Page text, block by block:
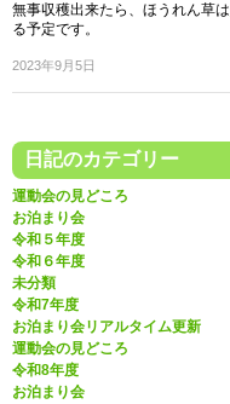
無事収穫出来たら、ほうれん草は
る予定です。
2023年9月5日
日記のカテゴリー
運動会の見どころ
お泊まり会
令和５年度
令和６年度
未分類
令和7年度
お泊まり会リアルタイム更新
運動会の見どころ
令和8年度
お泊まり会